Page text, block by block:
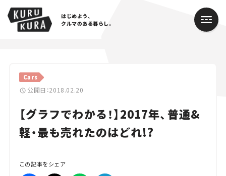
はじめよう、
クルマのある暮らし。
Cars
公開日：2018.02.20
【グラフでわかる！】2017年、普通&
軽・最も売れたのはどれ!?
この記事をシェア
Cars
Lifestyle
Traffic
Special